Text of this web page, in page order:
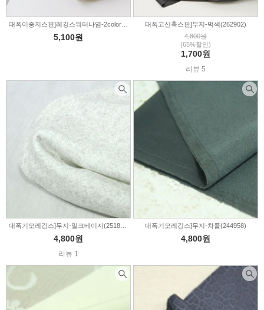
5,100원
대폭고신축스판]무지-먹색(262902)
4,800원
(65%할인)
1,700원
리뷰 5
대폭기모레깅스]무지-밀크베이지(251830)
4,800원
리뷰 1
대폭기모레깅스]무지-차콜(244958)
4,800원